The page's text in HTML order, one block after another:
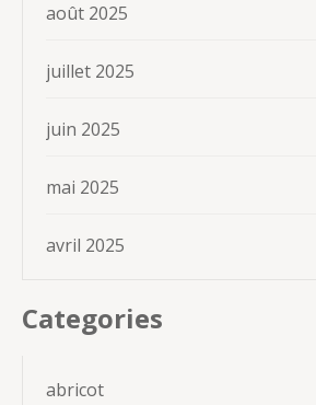
août 2025
juillet 2025
juin 2025
mai 2025
avril 2025
Categories
abricot